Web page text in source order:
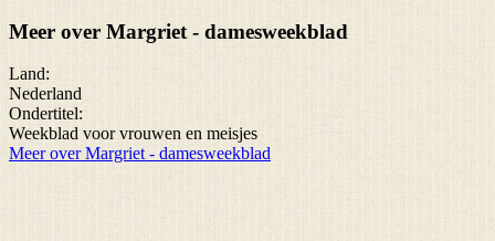
Meer over Margriet - damesweekblad
Land:
Nederland
Ondertitel:
Weekblad voor vrouwen en meisjes
Meer over Margriet - damesweekblad